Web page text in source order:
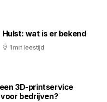
wat is er bekend
1 min leestijd
3D-printservice
bedrijven?